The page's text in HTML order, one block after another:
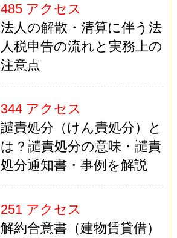
485 アクセス
法人の解散・清算に伴う法
人税申告の流れと実務上の
注意点
344 アクセス
譴責処分（けん責処分）と
は？譴責処分の意味・譴責
処分通知書・事例を解説
251 アクセス
解約合意書（建物賃貸借）